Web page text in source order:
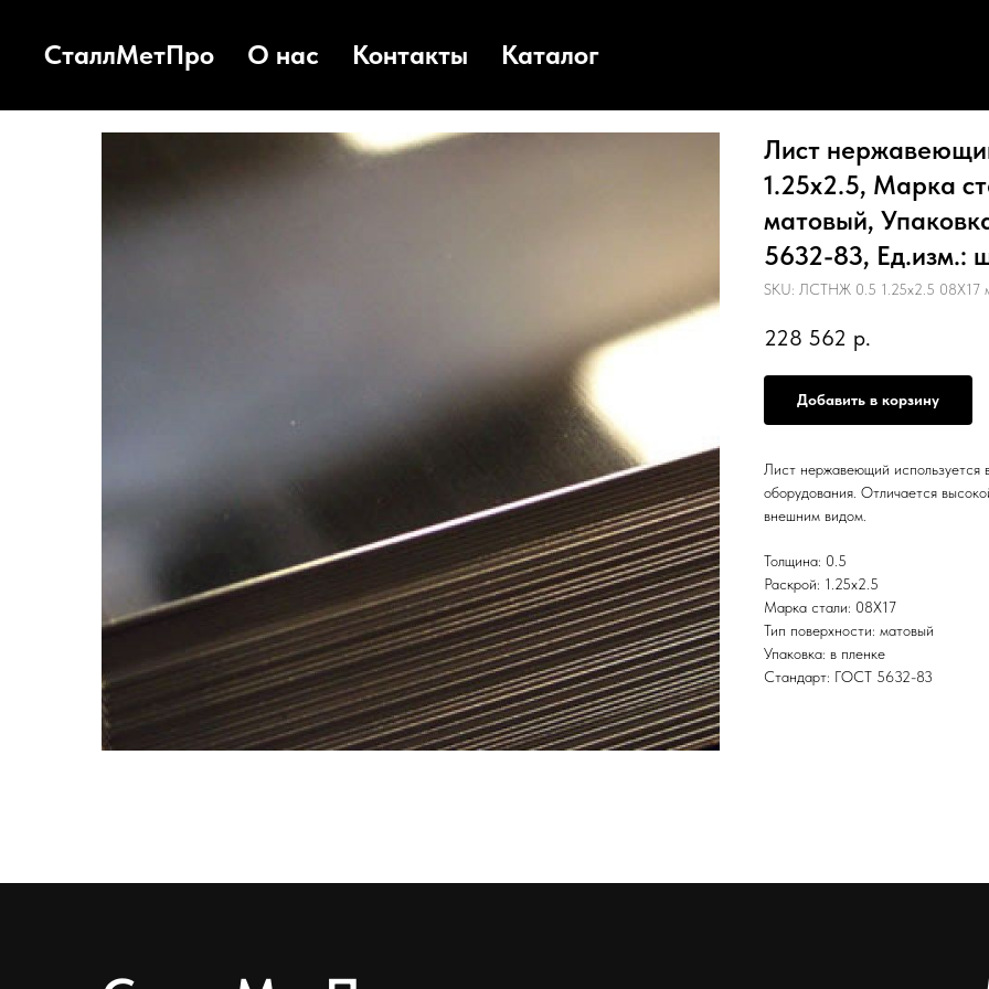
СталлМетПро О нас Контакты Каталог
Лист
1.25х2.5, Марка
матовый,
5632-83, Ед.изм.:
SKU: ЛСТНЖ 0.5 1.25х2.5 08Х17
228 562 р.
Добавить в корзину
Лист нержавеющий используется
оборудования. Отличается
внешним видом.
Толщина: 0.5
Раскрой: 1.25х2.5
Марка стали: 08Х17
Тип поверхности: матовый
Упаковка: в пленке
Стандарт: ГОСТ 5632-83